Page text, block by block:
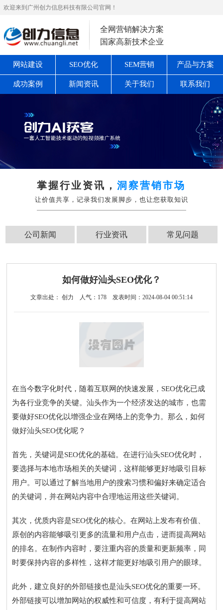
欢迎来到广州创力信息科技有限公司官网！
全网营销解决方案
国家高新技术企业
网站建设 SEO优化 SEM营销 产品与方案
成功案例 新闻资讯 关于我们 联系我们
掌握行业资讯，洞察营销市场
让价值共享，记录我们发展脚步，也让您获取知识
公司新闻 行业资讯 常见问题
如何做好汕头SEO优化？
文章出处： 创力 人气： 178 发表时间：2024-08-04 00:51:14
在当今数字化时代，随着互联网的快速发展，SEO优化已成
为各行业竞争的关键。汕头作为一个经济发达的城市，也需
要做好SEO优化以增强企业在网络上的竞争力。那么，如何
做好汕头SEO优化呢？
首先，关键词是SEO优化的基础。在进行汕头SEO优化时，
要选择与本地市场相关的关键词，这样能够更好地吸引目标
用户。可以通过了解当地用户的搜索习惯和偏好来确定适合
的关键词，并在网站内容中合理地运用这些关键词。
其次，优质内容是SEO优化的核心。在网站上发布有价值、
原创的内容能够吸引更多的流量和用户点击，进而提高网站
的排名。在制作内容时，要注重内容的质量和更新频率，同
时要保持内容的多样性，这样才能更好地吸引用户的眼球。
此外，建立良好的外部链接也是汕头SEO优化的重要一环。
外部链接可以增加网站的权威性和可信度，有利于提高网站